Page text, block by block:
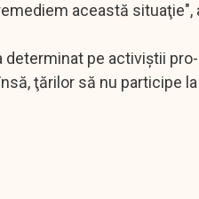
această situaţie",
pe activiştii
ţărilor să nu participe